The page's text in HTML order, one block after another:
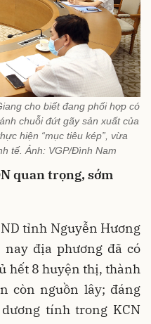
cho biết đang phối hợp có
chuỗi đứt gãy sản xuất của
hiện “mục tiêu kép”, vừa
tế. Ảnh: VGP/Đình Nam
quan trọng, sớm
tỉnh Nguyễn Hương
địa phương đã có
hết 8 huyện thị, thành
còn nguồn lây; đáng
tính trong KCN